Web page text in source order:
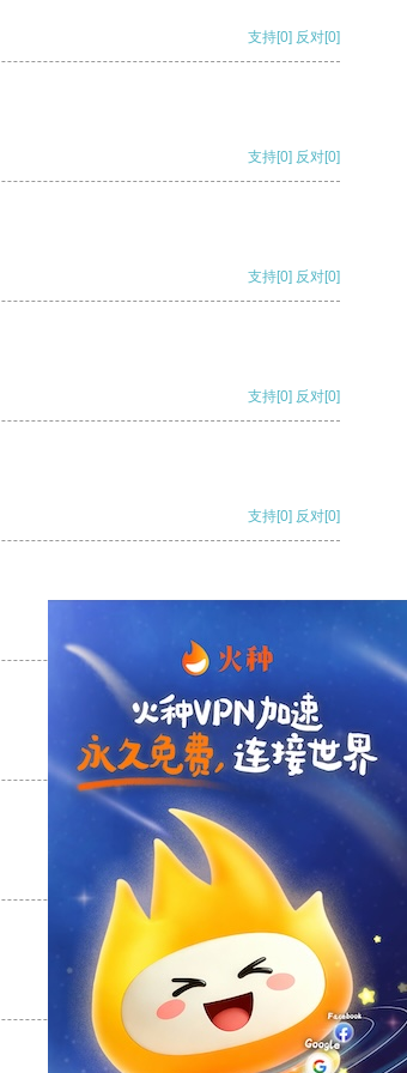
支持[0] 反对[0]
支持[0] 反对[0]
支持[0] 反对[0]
支持[0] 反对[0]
支持[0] 反对[0]
支持 [0] 反对[0]
支持[0] 反对
支持[0] 反对[0]